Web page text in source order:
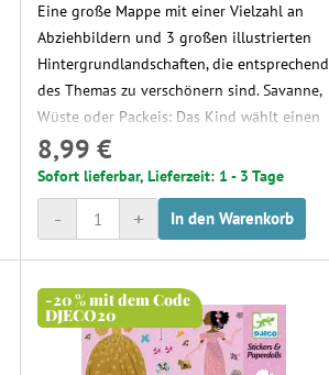
Eine große Mappe mit einer Vielzahl an
Abziehbildern und 3 großen illustrierten
Hintergrundlandschaften, die entsprechend
des Themas zu verschönern sind. Savanne,
Wüste oder Packeis: Das Kind wählt einen
Hintergrund aus und positioniert die
Elemente. Mithilfe eines Stifts reibt es über
die Bilder, um sie am gewählten Ort
anzubringen.
8,99 €
Sofort lieferbar, Lieferzeit: 1 - 3 Tage
+
- In den Warenkorb
-20 % mit dem Code
DJECO20